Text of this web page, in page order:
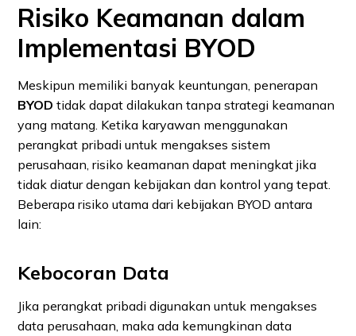
Risiko Keamanan dalam
Implementasi BYOD
Meskipun memiliki banyak keuntungan, penerapan
BYOD tidak dapat dilakukan tanpa strategi keamanan
yang matang. Ketika karyawan menggunakan
perangkat pribadi untuk mengakses sistem
perusahaan, risiko keamanan dapat meningkat jika
tidak diatur dengan kebijakan dan kontrol yang tepat.
Beberapa risiko utama dari kebijakan BYOD antara
lain:
Kebocoran Data
Jika perangkat pribadi digunakan untuk mengakses
data perusahaan, maka ada kemungkinan data